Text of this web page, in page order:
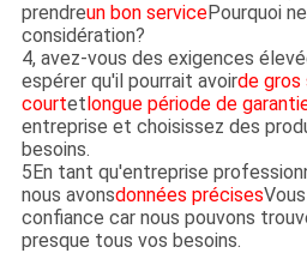
prendreun bon servicePourquoi
considération?
4, avez-vous des exigences
espérer qu'il pourrait avoirde
courtetlongue période de
entreprise et choisissez des
besoins.
5En tant qu'entreprise
nous avonsdonnées précises
confiance car nous pouvons
presque tous vos besoins.